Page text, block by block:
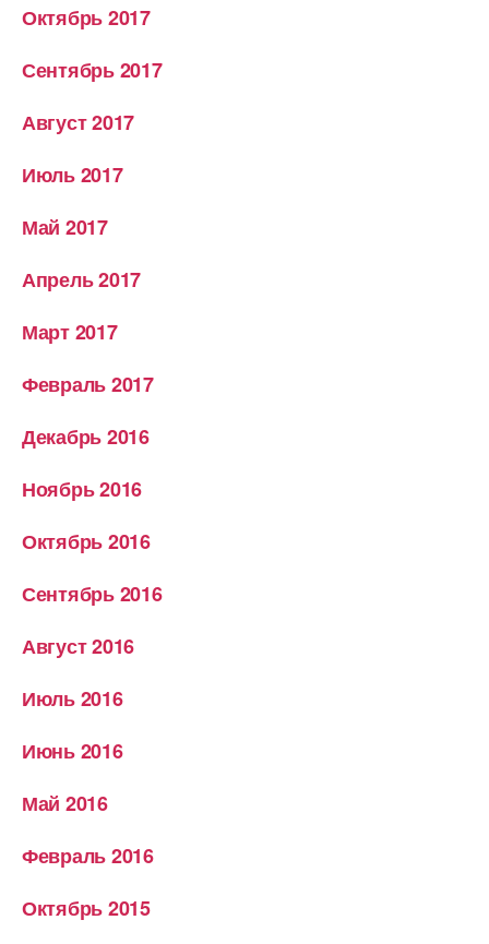
Октябрь 2017
Сентябрь 2017
Август 2017
Июль 2017
Май 2017
Апрель 2017
Март 2017
Февраль 2017
Декабрь 2016
Ноябрь 2016
Октябрь 2016
Сентябрь 2016
Август 2016
Июль 2016
Июнь 2016
Май 2016
Февраль 2016
Октябрь 2015